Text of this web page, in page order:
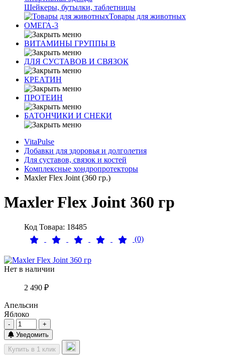
Шейкеры, бутылки, таблетницы
Товары для животных
ОМЕГА-3
ВИТАМИНЫ ГРУППЫ В
ДЛЯ СУСТАВОВ И СВЯЗОК
КРЕАТИН
ПРОТЕИН
БАТОНЧИКИ И СНЕКИ
VitaPulse
Добавки для здоровья и долголетия
Для суставов, связок и костей
Комплексные хондропротекторы
Maxler Flex Joint (360 гр.)
Maxler Flex Joint 360 гр
Код Товара: 18485
(0)
Нет в наличии
2 490 ₽
Апельсин
Яблоко
-
+
Уведомить
Купить в 1 клик